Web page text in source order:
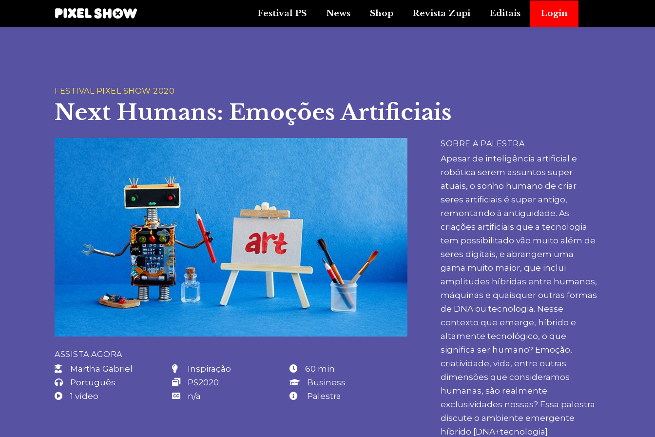
Festival PS News Shop Revista Zupi Editais Login
FESTIVAL PIXEL SHOW 2020
Next Humans: Emoções Artificiais
ASSISTA AGORA
Martha Gabriel Inspiração
60 min
Português
PS2020
Business
1 vídeo
n/a Palestra
SOBRE A PALESTRA
Apesar de inteligência artificial e
robótica serem assuntos super
atuais, o sonho humano de criar
seres artificiais é super antigo,
remontando à antiguidade. As
criações artificiais que a tecnologia
tem possibilitado vão muito além de
seres digitais, e abrangem uma
gama muito maior, que inclui
amplitudes híbridas entre humanos,
máquinas e quaisquer outras formas
de DNA ou tecnologia. Nesse
contexto que emerge, híbrido e
altamente tecnológico, o que
significa ser humano? Emoção,
criatividade, vida, entre outras
dimensões que consideramos
humanas, são realmente
exclusividades nossas? Essa palestra
discute o ambiente emergente
híbrido [DNA+tecnologia]